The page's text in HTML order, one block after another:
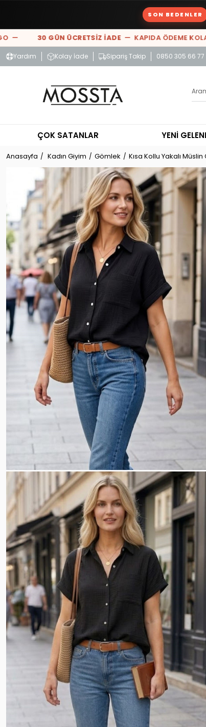
SON BEDENLER
30 GÜN ÜCRETSİZ İADE— KAPIDA ÖDEME
Yardım Kolay İade Sipariş Takip 0850 305 66 77
ÇOK SATANLAR YENİ
Anasayfa Kadın Giyim Gömlek Kısa Kollu Yakalı